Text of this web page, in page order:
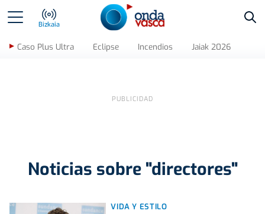
Bizkaia
Caso Plus Ultra Eclipse Incendios Jaiak 2026
Noticias sobre "directores"
VIDA Y ESTILO